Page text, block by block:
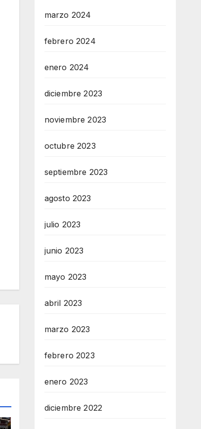
marzo 2024
febrero 2024
enero 2024
diciembre 2023
noviembre 2023
octubre 2023
septiembre 2023
agosto 2023
julio 2023
junio 2023
mayo 2023
abril 2023
marzo 2023
febrero 2023
enero 2023
diciembre 2022